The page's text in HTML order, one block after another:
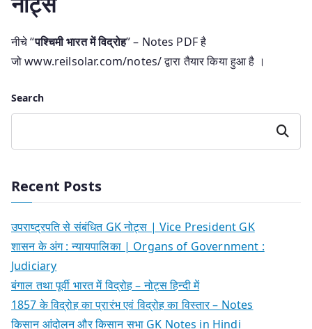
नीचे “पश्चिमी भारत में विद्रोह” – Notes PDF है
जो www.reilsolar.com/notes/ द्वारा तैयार किया हुआ है ।
Search
Search
Recent Posts
उपराष्ट्रपति से संबंधित GK नोट्स | Vice President GK
शासन के अंग : न्यायपालिका | Organs of Government :
Judiciary
बंगाल तथा पूर्वी भारत में विद्रोह – नोट्स हिन्दी में
1857 के विद्रोह का प्रारंभ एवं विद्रोह का विस्तार – Notes
किसान आंदोलन और किसान सभा GK Notes in Hindi